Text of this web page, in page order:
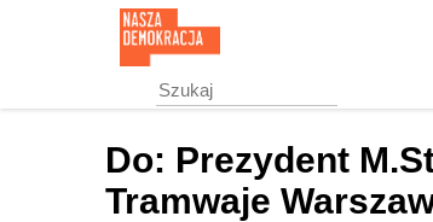
głównej
Do: Prezydent
Tramwaje